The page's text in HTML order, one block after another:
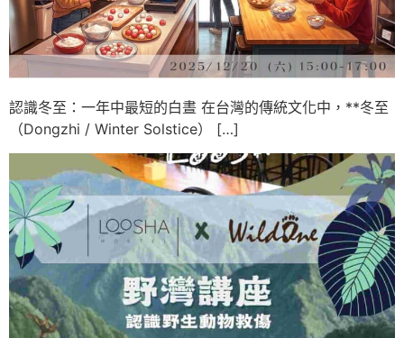
認識冬至：一年中最短的白晝 在台灣的傳統文化中，**冬至
（Dongzhi / Winter Solstice） […]